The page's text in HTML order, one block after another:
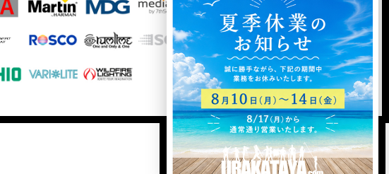
ログイン 新規登録 カート